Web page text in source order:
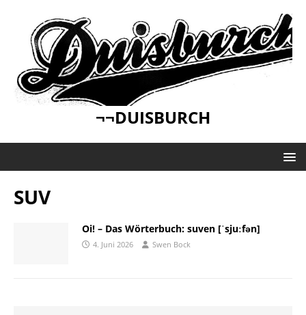
¬¬DUISBURCH
SUV
Oi! – Das Wörterbuch: suven [ˈsjuːfən]
4. Juni 2026 Swen Bock